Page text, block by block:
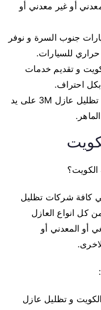
أو غير معدني أو
جنوب السرة و نوفر
للسيارات.
و تقديم خدمات
احتراف.
نوفر خدمة مميزة في أفضل تظليل عازل 3M على يد
كافة شركات تظليل
كل انواع العازل
أو المعدني أو
و تظليل عازل